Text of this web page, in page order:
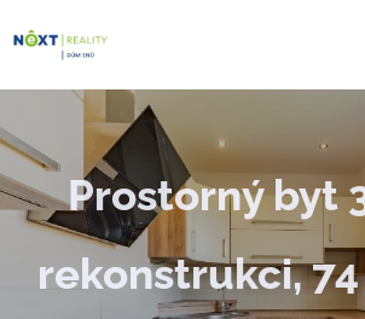
Prostorný byt
rekonstrukci, 74